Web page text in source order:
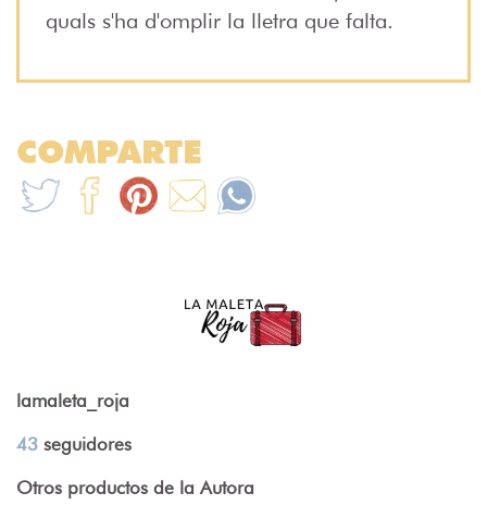
quals s'ha d'omplir la lletra que falta.
COMPARTE
lamaleta_roja
43 seguidores
Otros productos de la Autora